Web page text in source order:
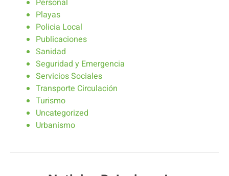
Personal
Playas
Policia Local
Publicaciones
Sanidad
Seguridad y Emergencia
Servicios Sociales
Transporte Circulación
Turismo
Uncategorized
Urbanismo